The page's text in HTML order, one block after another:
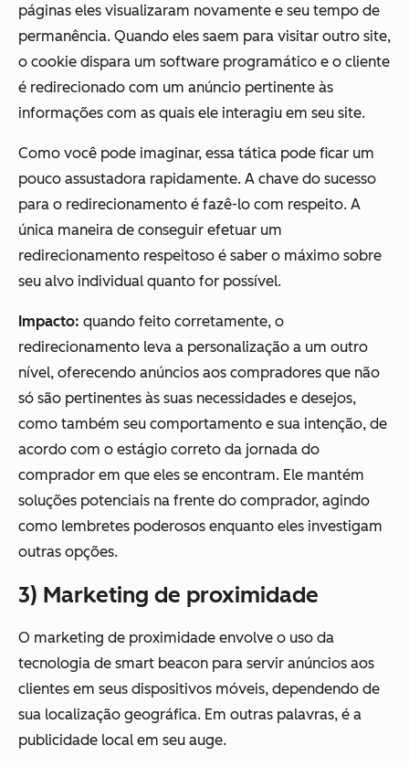
páginas eles visualizaram novamente e seu tempo de
permanência. Quando eles saem para visitar outro site,
o cookie dispara um software programático e o cliente
é redirecionado com um anúncio pertinente às
informações com as quais ele interagiu em seu site.
Como você pode imaginar, essa tática pode ficar um
pouco assustadora rapidamente. A chave do sucesso
para o redirecionamento é fazê-lo com respeito. A
única maneira de conseguir efetuar um
redirecionamento respeitoso é saber o máximo sobre
seu alvo individual quanto for possível.
Impacto: quando feito corretamente, o
redirecionamento leva a personalização a um outro
nível, oferecendo anúncios aos compradores que não
só são pertinentes às suas necessidades e desejos,
como também seu comportamento e sua intenção, de
acordo com o estágio correto da jornada do
comprador em que eles se encontram. Ele mantém
soluções potenciais na frente do comprador, agindo
como lembretes poderosos enquanto eles investigam
outras opções.
3) Marketing de proximidade
O marketing de proximidade envolve o uso da
tecnologia de smart beacon para servir anúncios aos
clientes em seus dispositivos móveis, dependendo de
sua localização geográfica. Em outras palavras, é a
publicidade local em seu auge.